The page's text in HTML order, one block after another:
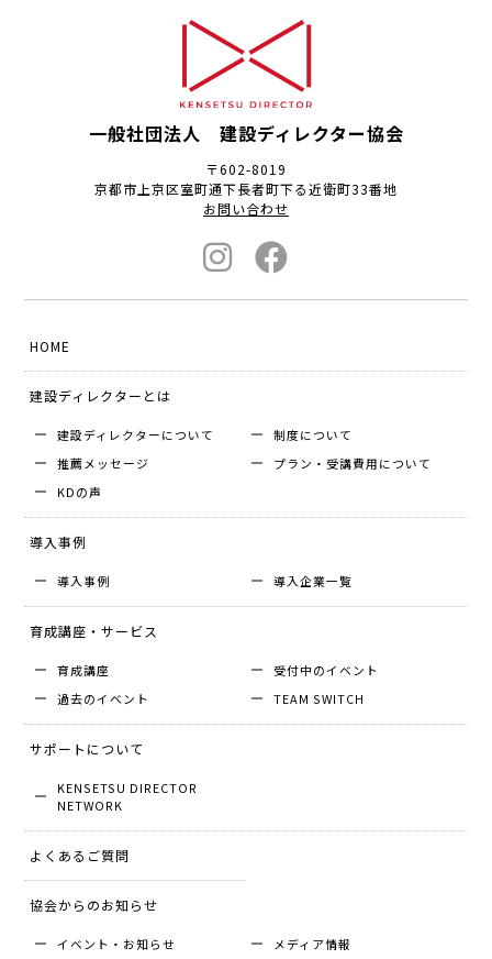
一般社団法人 建設ディレクター協会
〒602-8019
京都市上京区室町通下長者町下る近衛町33番地
お問い合わせ
HOME
建設ディレクターとは
建設ディレクターについて
制度について
推薦メッセージ
プラン・受講費用について
KDの声
導入事例
導入事例 導入企業⼀覧
育成講座・サービス
育成講座
受付中のイベント
過去のイベント
TEAM SWITCH
サポートについて
KENSETSU DIRECTOR
NETWORK
よくあるご質問
協会からのお知らせ
イベント・お知らせ メディア情報